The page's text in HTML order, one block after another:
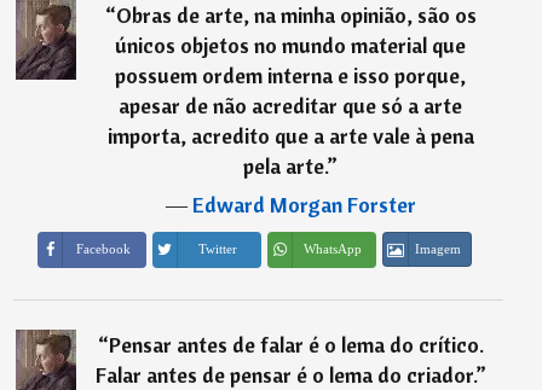
“Obras de arte, na minha opinião, são os
únicos objetos no mundo material que
possuem ordem interna e isso porque,
apesar de não acreditar que só a arte
importa, acredito que a arte vale à pena
pela arte.”
―Edward Morgan Forster
Facebook Twitter WhatsApp Imagem
“Pensar antes de falar é o lema do crítico.
Falar antes de pensar é o lema do criador.”